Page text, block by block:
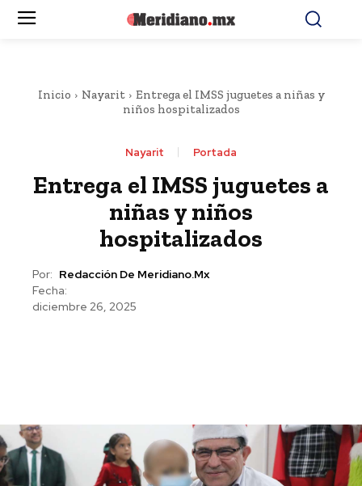
Inicio Nayarit
Entrega el IMSS juguetes a niñas y
niños hospitalizados
Nayarit Portada
Entrega el IMSS juguetes a
niñas y niños
hospitalizados
Por: Redacción De Meridiano.mx
Fecha:
diciembre 26, 2025